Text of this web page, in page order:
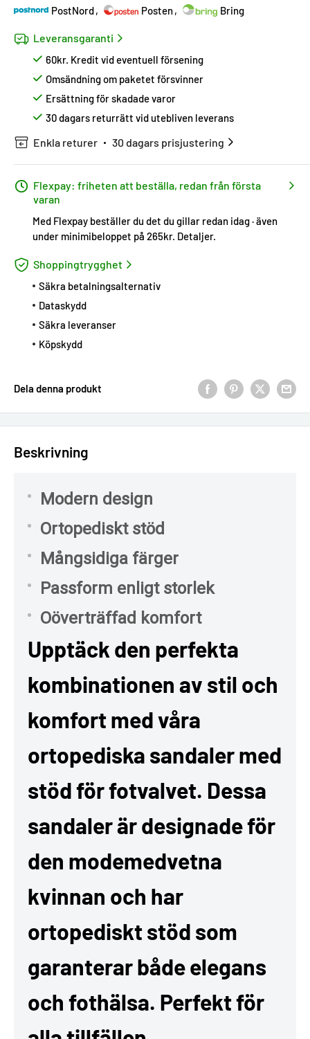
PostNord
Posten Bring
Leveransgaranti
60kr. Kredit vid eventuell försening
Omsändning om paketet försvinner
Ersättning för skadade varor
30 dagars returrätt vid utebliven leverans
Enkla returer 30 dagars prisjustering
Flexpay: friheten att beställa, redan från första
varan
Med Flexpay beställer du det du gillar redan idag · även
under minimibeloppet på 265kr. Detaljer.
Shoppingtrygghet
Säkra betalningsalternativ
Dataskydd
Säkra leveranser
Köpskydd
Dela denna produkt
Beskrivning
Modern design
Ortopediskt stöd
Mångsidiga färger
Passform enligt storlek
Oöverträffad komfort
Upptäck den perfekta
kombinationen av stil och
komfort med våra
ortopediska sandaler med
stöd för fotvalvet. Dessa
sandaler är designade för
den modemedvetna
kvinnan och har
ortopediskt stöd som
garanterar både elegans
och fothälsa. Perfekt för